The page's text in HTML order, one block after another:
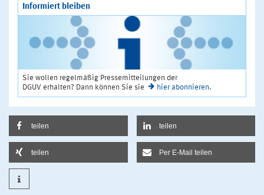
Informiert bleiben
Sie wollen regelmäßig Pressemitteilungen der
DGUV erhalten? Dann können Sie sie
hier abonnieren.
teilen teilen
teilen Per E-Mail teilen